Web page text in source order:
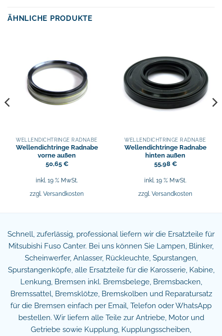
ÄHNLICHE PRODUKTE
WELLENDICHTRINGE RADNABE
Wellendichtringe Radnabe
vorne außen
50,65 €
inkl. 19 % MwSt.
zzgl. Versandkosten
WELLENDICHTRINGE RADNABE
Wellendichtringe Radnabe
hinten außen
55,98 €
inkl. 19 % MwSt.
zzgl. Versandkosten
Schnell, zuferlässig, professional liefern wir die Ersatzteile für
Mitsubishi Fuso Canter. Bei uns können Sie Lampen, Blinker,
Scheinwerfer, Anlasser, Rückleuchte, Spurstangen,
Spurstangenköpfe, alle Ersatzteile für die Karosserie, Kabine,
Lenkung, Bremsen inkl. Bremsbelege, Bremsbacken,
Bremssattel, Bremsklötze, Bremskolben und Reparatursatz
für die Bremsen einfach per Email, Telefon oder WhatsApp
bestellen. Wir liefern alle Teile zur Antriebe, Motor und
Getriebe sowie Kupplung, Kupplungsscheiben,